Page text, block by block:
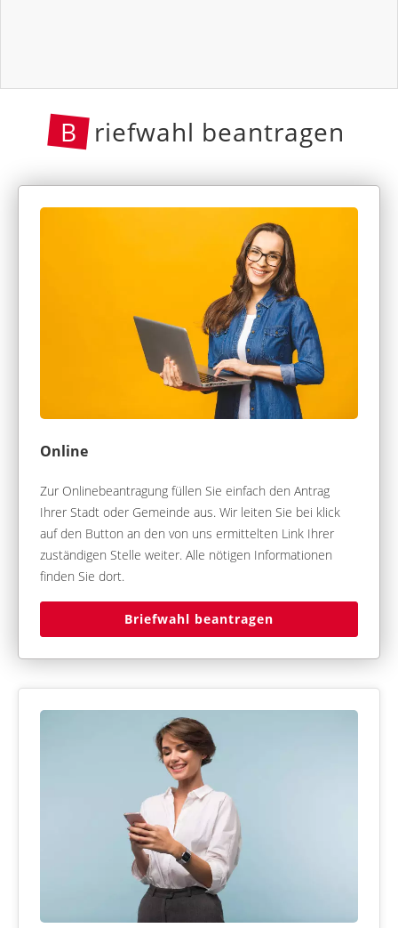
B riefwahl beantragen
Online
Zur Onlinebeantragung füllen Sie einfach den Antrag
Ihrer Stadt oder Gemeinde aus. Wir leiten Sie bei klick
auf den Button an den von uns ermittelten Link Ihrer
zuständigen Stelle weiter. Alle nötigen Informationen
finden Sie dort.
Briefwahl beantragen